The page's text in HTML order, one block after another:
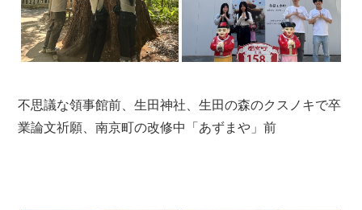
不思議な領事館前、生田神社、生田の森のクスノキで卒
業論文祈願、南京町の改修中「あずまや」前